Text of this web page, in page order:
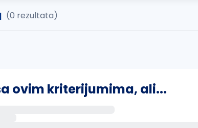
(0 rezultata)
ovim kriterijumima, ali...